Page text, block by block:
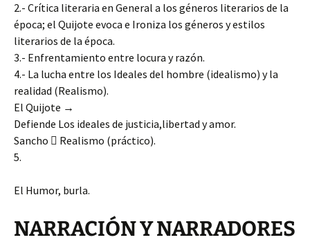
2.- Crítica literaria en General a los géneros literarios de la
época; el Quijote evoca e Ironiza los géneros y estilos
literarios de la época.
3.- Enfrentamiento entre locura y razón.
4.- La lucha entre los Ideales del hombre (idealismo) y la
realidad (Realismo).
El Quijote →
Defiende Los ideales de justicia,libertad y amor.
Sancho  Realismo (práctico).
5.
El Humor, burla.
NARRACIÓN Y NARRADORES